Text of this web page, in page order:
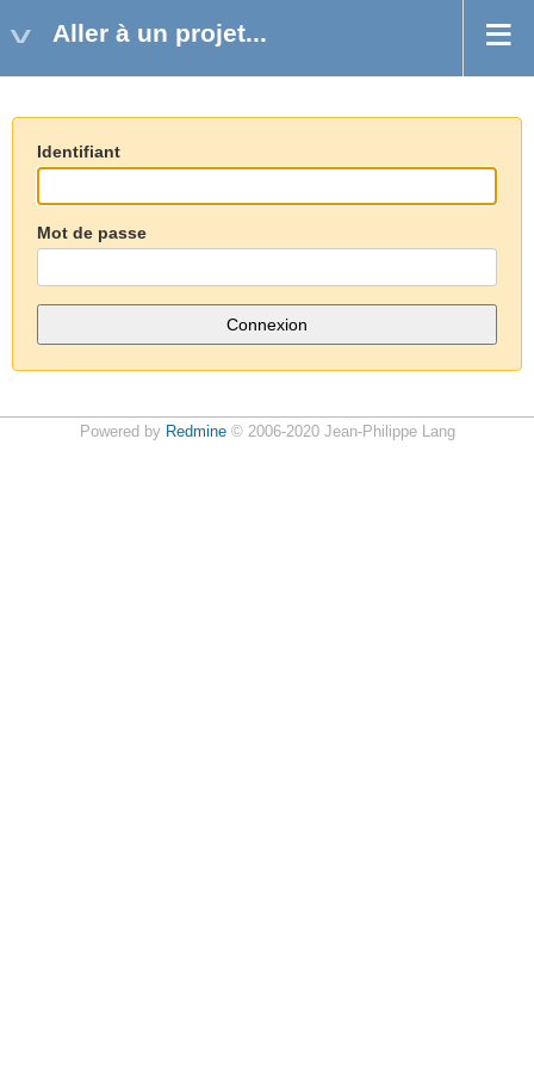
Aller à un projet...
Identifiant
Mot de passe
Powered by Redmine© 2006-2020 Jean-Philippe Lang